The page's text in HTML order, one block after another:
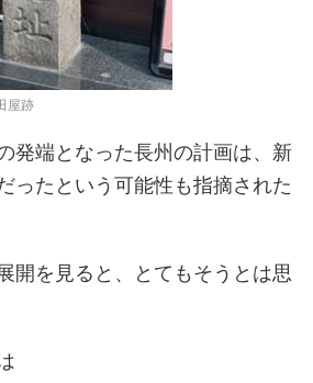
屋跡
発端となった長州の計画は、新
ったという可能性も指摘された
開を見ると、とてもそうとは思